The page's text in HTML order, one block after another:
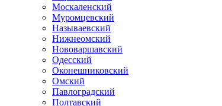
Москаленский
Муромцевский
Называевский
Нижнеомский
Нововаршавский
Одесский
Оконешниковский
Омский
Павлоградский
Полтавский